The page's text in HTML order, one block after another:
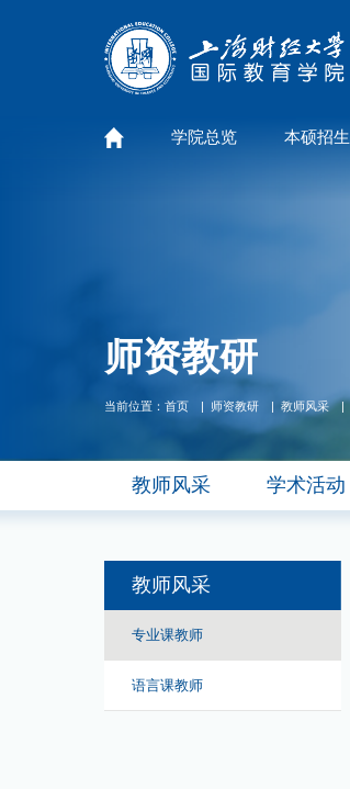
学院总览 本硕招生
师资教研
当前位置： 首页 师资教研 教师风采
教师风采 学术活动
教师风采
专业课教师
语言课教师